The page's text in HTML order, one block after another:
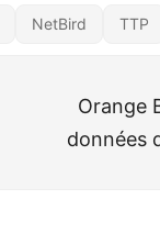
NetBird TTP
Orange
données